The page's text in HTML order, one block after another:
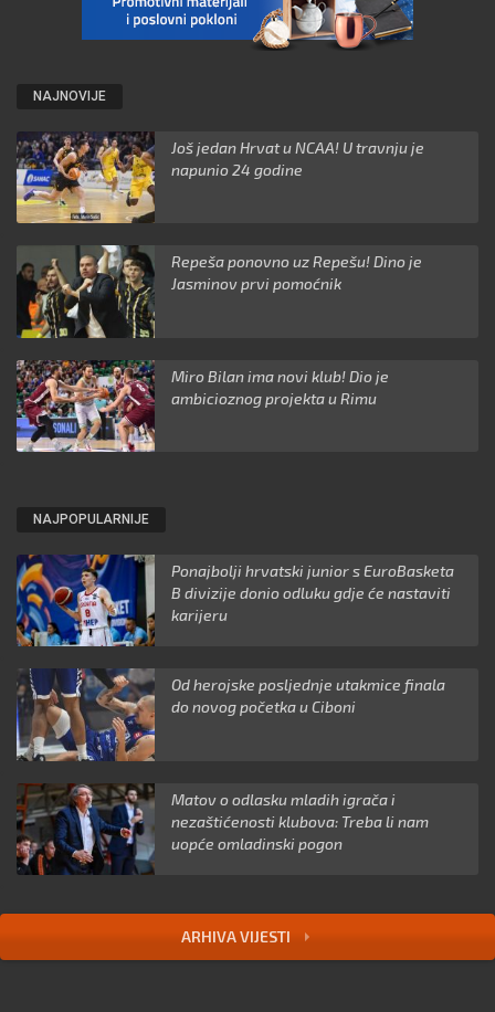
NAJNOVIJE
Još jedan Hrvat u NCAA! U travnju je
napunio 24 godine
Repeša ponovno uz Repešu! Dino je
Jasminov prvi pomoćnik
Miro Bilan ima novi klub! Dio je
ambicioznog projekta u Rimu
NAJPOPULARNIJE
Ponajbolji hrvatski junior s EuroBasketa
B divizije donio odluku gdje će nastaviti
karijeru
Od herojske posljednje utakmice finala
do novog početka u Ciboni
Matov o odlasku mladih igrača i
nezaštićenosti klubova: Treba li nam
uopće omladinski pogon
ARHIVA VIJESTI